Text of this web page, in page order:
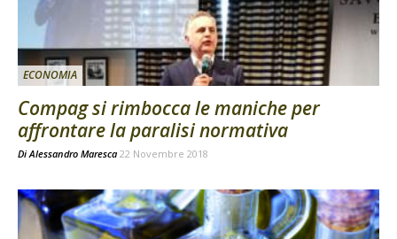
ECONOMIA
Compag si rimbocca le maniche per
affrontare la paralisi normativa
DiAlessandro Maresca 22 Novembre 2018